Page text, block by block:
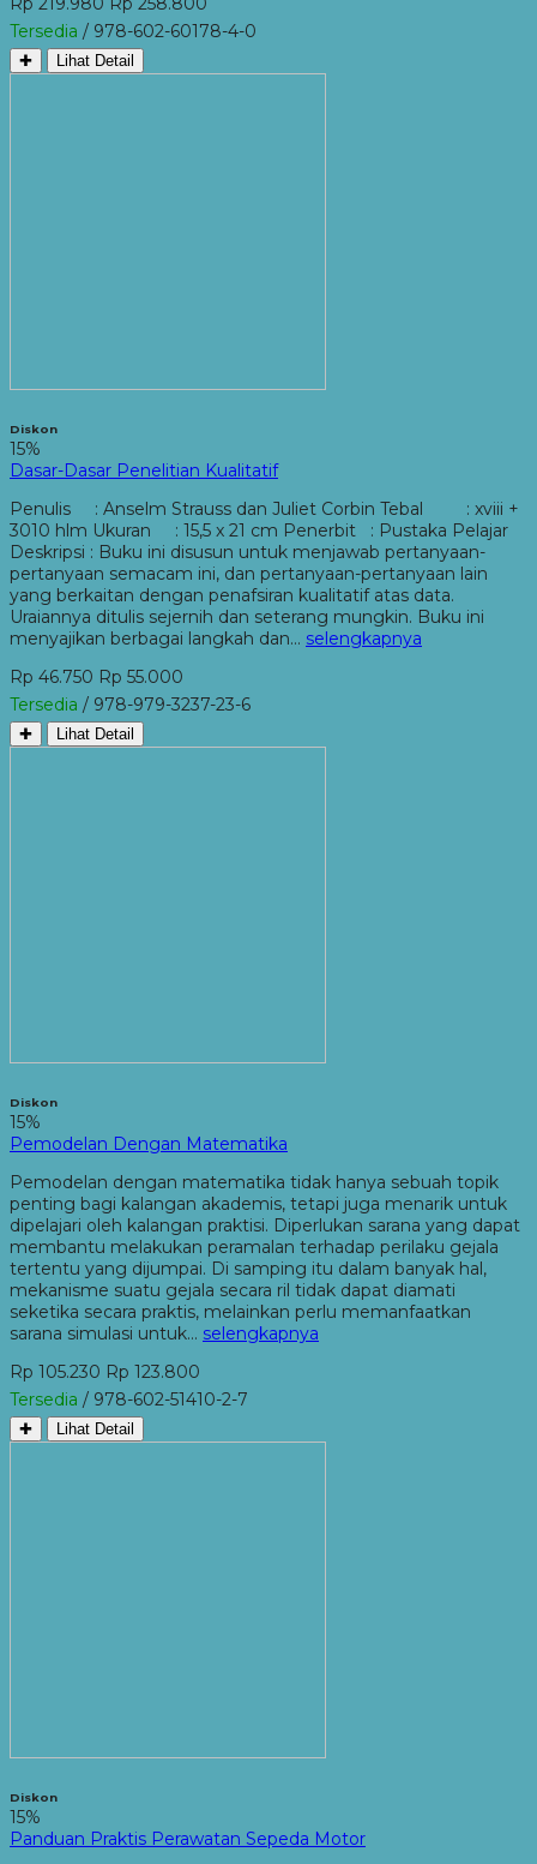
Tersedia / 978-602-60178-4-0
✚ Lihat Detail
Diskon
15%
Dasar-Dasar Penelitian Kualitatif
Penulis : Anselm Strauss dan Juliet Corbin Tebal : xviii +
3010 hlm Ukuran : 15,5 x 21 cm Penerbit : Pustaka Pelajar
Deskripsi : Buku ini disusun untuk menjawab pertanyaan-
pertanyaan semacam ini, dan pertanyaan-pertanyaan lain
yang berkaitan dengan penafsiran kualitatif atas data.
Uraiannya ditulis sejernih dan seterang mungkin. Buku ini
menyajikan berbagai langkah dan… selengkapnya
Rp 46.750 Rp 55.000
Tersedia / 978-979-3237-23-6
✚ Lihat Detail
Diskon
15%
Pemodelan Dengan Matematika
Pemodelan dengan matematika tidak hanya sebuah topik
penting bagi kalangan akademis, tetapi juga menarik untuk
dipelajari oleh kalangan praktisi. Diperlukan sarana yang dapat
membantu melakukan peramalan terhadap perilaku gejala
tertentu yang dijumpai. Di samping itu dalam banyak hal,
mekanisme suatu gejala secara ril tidak dapat diamati
seketika secara praktis, melainkan perlu memanfaatkan
sarana simulasi untuk… selengkapnya
Rp 105.230 Rp 123.800
Tersedia / 978-602-51410-2-7
✚ Lihat Detail
Diskon
15%
Panduan Praktis Perawatan Sepeda Motor